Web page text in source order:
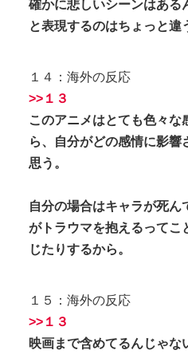
確かに悲しいシーンはある
と表現するのはちょっと違
１４：海外の反応
>>１３
このアニメはとても色々な
ら、自分がどの感情に影響
思う。
自分の場合はキャラが死ん
がトラウマを抱えるってこ
じたりするから。
１５：海外の反応
>>１３
映画まで含めてるんじゃな